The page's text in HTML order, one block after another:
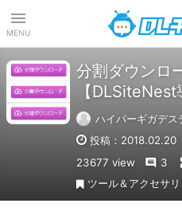
MENU
分割ダウンロ
【DLSiteNest
ハイパーギガデス
投稿：2018.02.20
23677 view
3
ツール＆アクセサリ